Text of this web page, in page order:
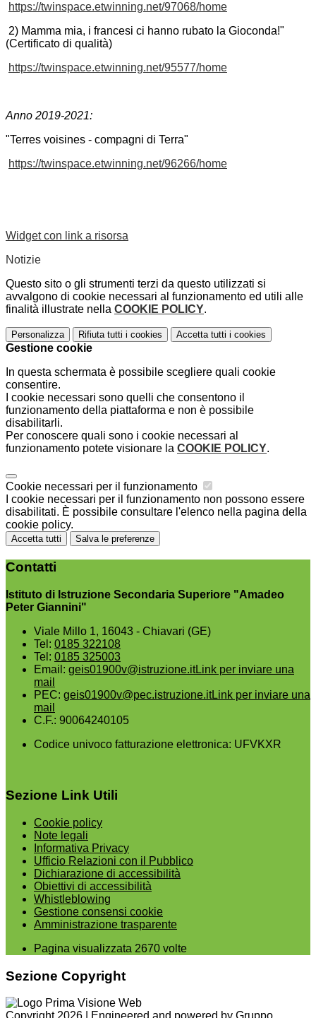
https://twinspace.etwinning.net/97068/home
2) Mamma mia, i francesi ci hanno rubato la Gioconda!"
(Certificato di qualità)
https://twinspace.etwinning.net/95577/home
Anno 2019-2021:
"Terres voisines - compagni di Terra"
https://twinspace.etwinning.net/96266/home
Widget con link a risorsa
Notizie
Questo sito o gli strumenti terzi da questo utilizzati si
avvalgono di cookie necessari al funzionamento ed utili alle
finalità illustrate nella COOKIE POLICY.
Personalizza Rifiuta tutti i cookies Accetta tutti i cookies
Gestione cookie
In questa schermata è possibile scegliere quali cookie
consentire.
I cookie necessari sono quelli che consentono il
funzionamento della piattaforma e non è possibile
disabilitarli.
Per conoscere quali sono i cookie necessari al
funzionamento potete visionare la COOKIE POLICY.
Cookie necessari per il funzionamento
I cookie necessari per il funzionamento non possono essere
disabilitati. È possibile consultare l'elenco nella pagina della
cookie policy.
Accetta tutti Salva le preferenze
Contatti
Istituto di Istruzione Secondaria Superiore "Amadeo
Peter Giannini"
Viale Millo 1, 16043 - Chiavari (GE)
Tel: 0185 322108
Tel: 0185 325003
Email: geis01900v@istruzione.itLink per inviare una
mail
PEC: geis01900v@pec.istruzione.itLink per inviare una
mail
C.F.: 90064240105
Codice univoco fatturazione elettronica: UFVKXR
Sezione Link Utili
Cookie policy
Note legali
Informativa Privacy
Ufficio Relazioni con il Pubblico
Dichiarazione di accessibilità
Obiettivi di accessibilità
Whistleblowing
Gestione consensi cookie
Amministrazione trasparente
Pagina visualizzata 2670 volte
Sezione Copyright